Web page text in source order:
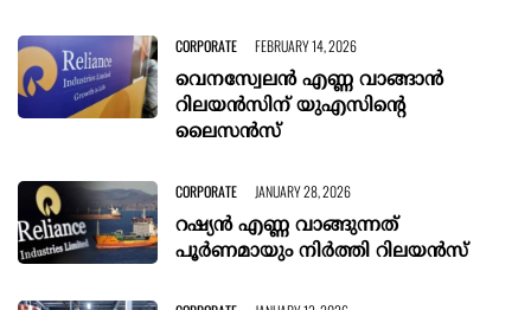
CORPORATE FEBRUARY 14, 2026
വെനസ്വേലൻ എണ്ണ വാങ്ങാൻ
റിലയൻസിന് യുഎസിന്റെ
ലൈസൻസ്
CORPORATE JANUARY 28, 2026
റഷ്യൻ എണ്ണ വാങ്ങുന്നത്
പൂർണമായും നിർത്തി റിലയൻസ്